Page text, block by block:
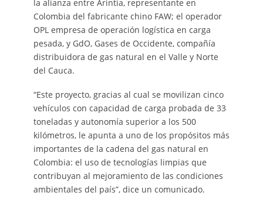
la alianza entre Arintia, representante en
Colombia del fabricante chino FAW; el operador
OPL empresa de operación logística en carga
pesada, y GdO, Gases de Occidente, compañía
distribuidora de gas natural en el Valle y Norte
del Cauca.
“Este proyecto, gracias al cual se movilizan cinco
vehículos con capacidad de carga probada de 33
toneladas y autonomía superior a los 500
kilómetros, le apunta a uno de los propósitos más
importantes de la cadena del gas natural en
Colombia: el uso de tecnologías limpias que
contribuyan al mejoramiento de las condiciones
ambientales del país”, dice un comunicado.